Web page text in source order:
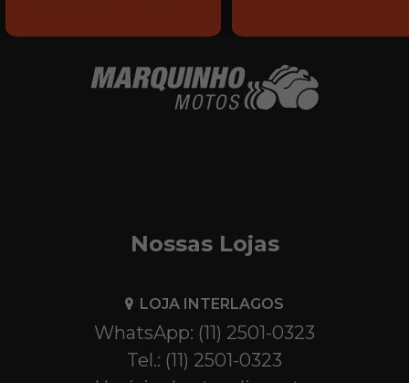
Nossas Lojas
LOJA INTERLAGOS
WhatsApp: (11) 2501-0323
Tel.: (11) 2501-0323